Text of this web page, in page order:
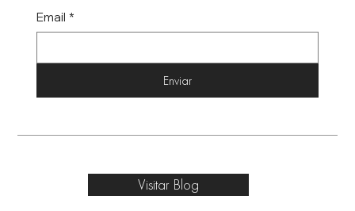
Email *
Enviar
Visitar Blog